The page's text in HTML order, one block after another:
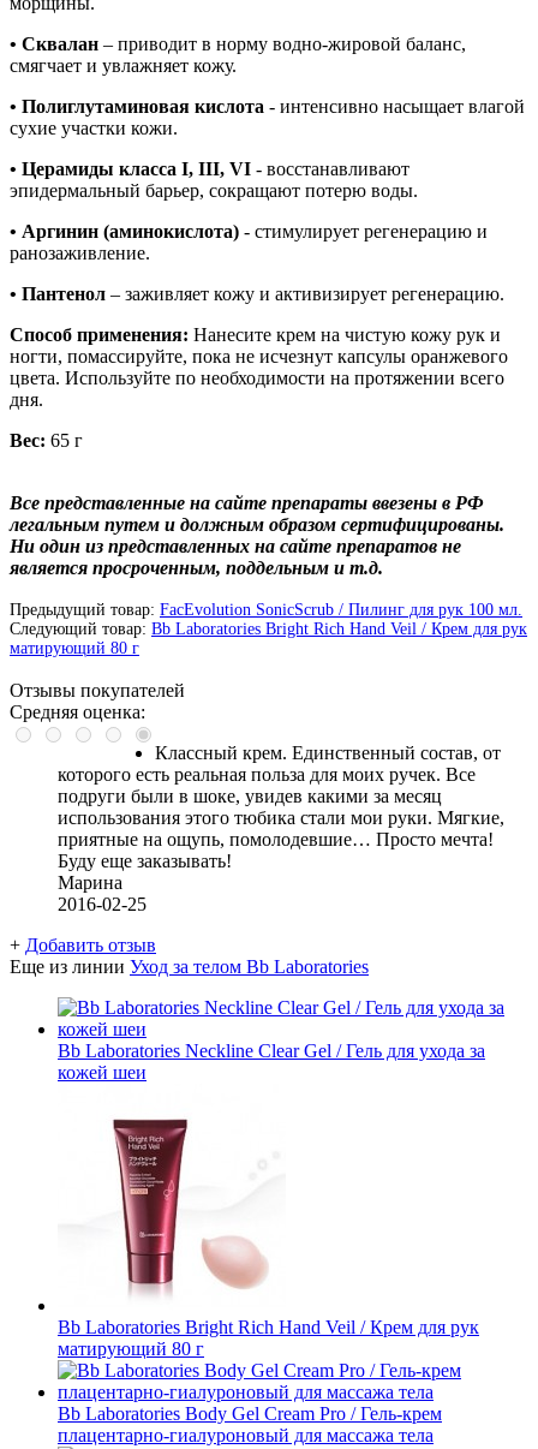
• Сквалан – приводит в норму водно-жировой баланс,
смягчает и увлажняет кожу.
• Полиглутаминовая кислота - интенсивно насыщает влагой
сухие участки кожи.
• Церамиды класса I, III, VI - восстанавливают
эпидермальный барьер, сокращают потерю воды.
• Аргинин (аминокислота) - стимулирует регенерацию и
ранозаживление.
• Пантенол – заживляет кожу и активизирует регенерацию.
Способ применения: Нанесите крем на чистую кожу рук и
ногти, помассируйте, пока не исчезнут капсулы оранжевого
цвета. Используйте по необходимости на протяжении всего
дня.
Вес: 65 г
Все представленные на сайте препараты ввезены в РФ
легальным путем и должным образом сертифицированы.
Ни один из представленных на сайте препаратов не
является просроченным, поддельным и т.д.
Предыдущий товар: FacEvolution SonicScrub / Пилинг для рук 100 мл.
Следующий товар: Bb Laboratories Bright Rich Hand Veil / Крем для рук
матирующий 80 г
Отзывы покупателей
Средняя оценка:
Классный крем. Единственный состав, от
которого есть реальная польза для моих ручек. Все
подруги были в шоке, увидев какими за месяц
использования этого тюбика стали мои руки. Мягкие,
приятные на ощупь, помолодевшие… Просто мечта!
Буду еще заказывать!
Марина
2016-02-25
+ Добавить отзыв
Еще из линии Уход за телом Bb Laboratories
Bb Laboratories Neckline Clear Gel / Гель для ухода за
кожей шеи
Bb Laboratories Bright Rich Hand Veil / Крем для рук
матирующий 80 г
Bb Laboratories Body Gel Cream Pro / Гель-крем
плацентарно-гиалуроновый для массажа тела